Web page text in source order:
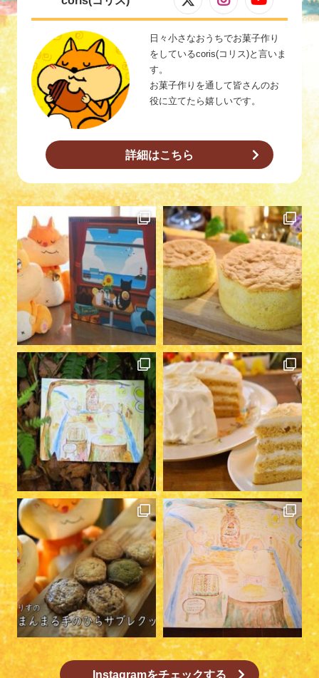
日々小さなおうちでお菓子作り
をしているcoris(コリス)と言いま
す。
お菓子作りを通して皆さんのお
役に立てたら嬉しいです。
詳細はこちら
Instagramをチェックする